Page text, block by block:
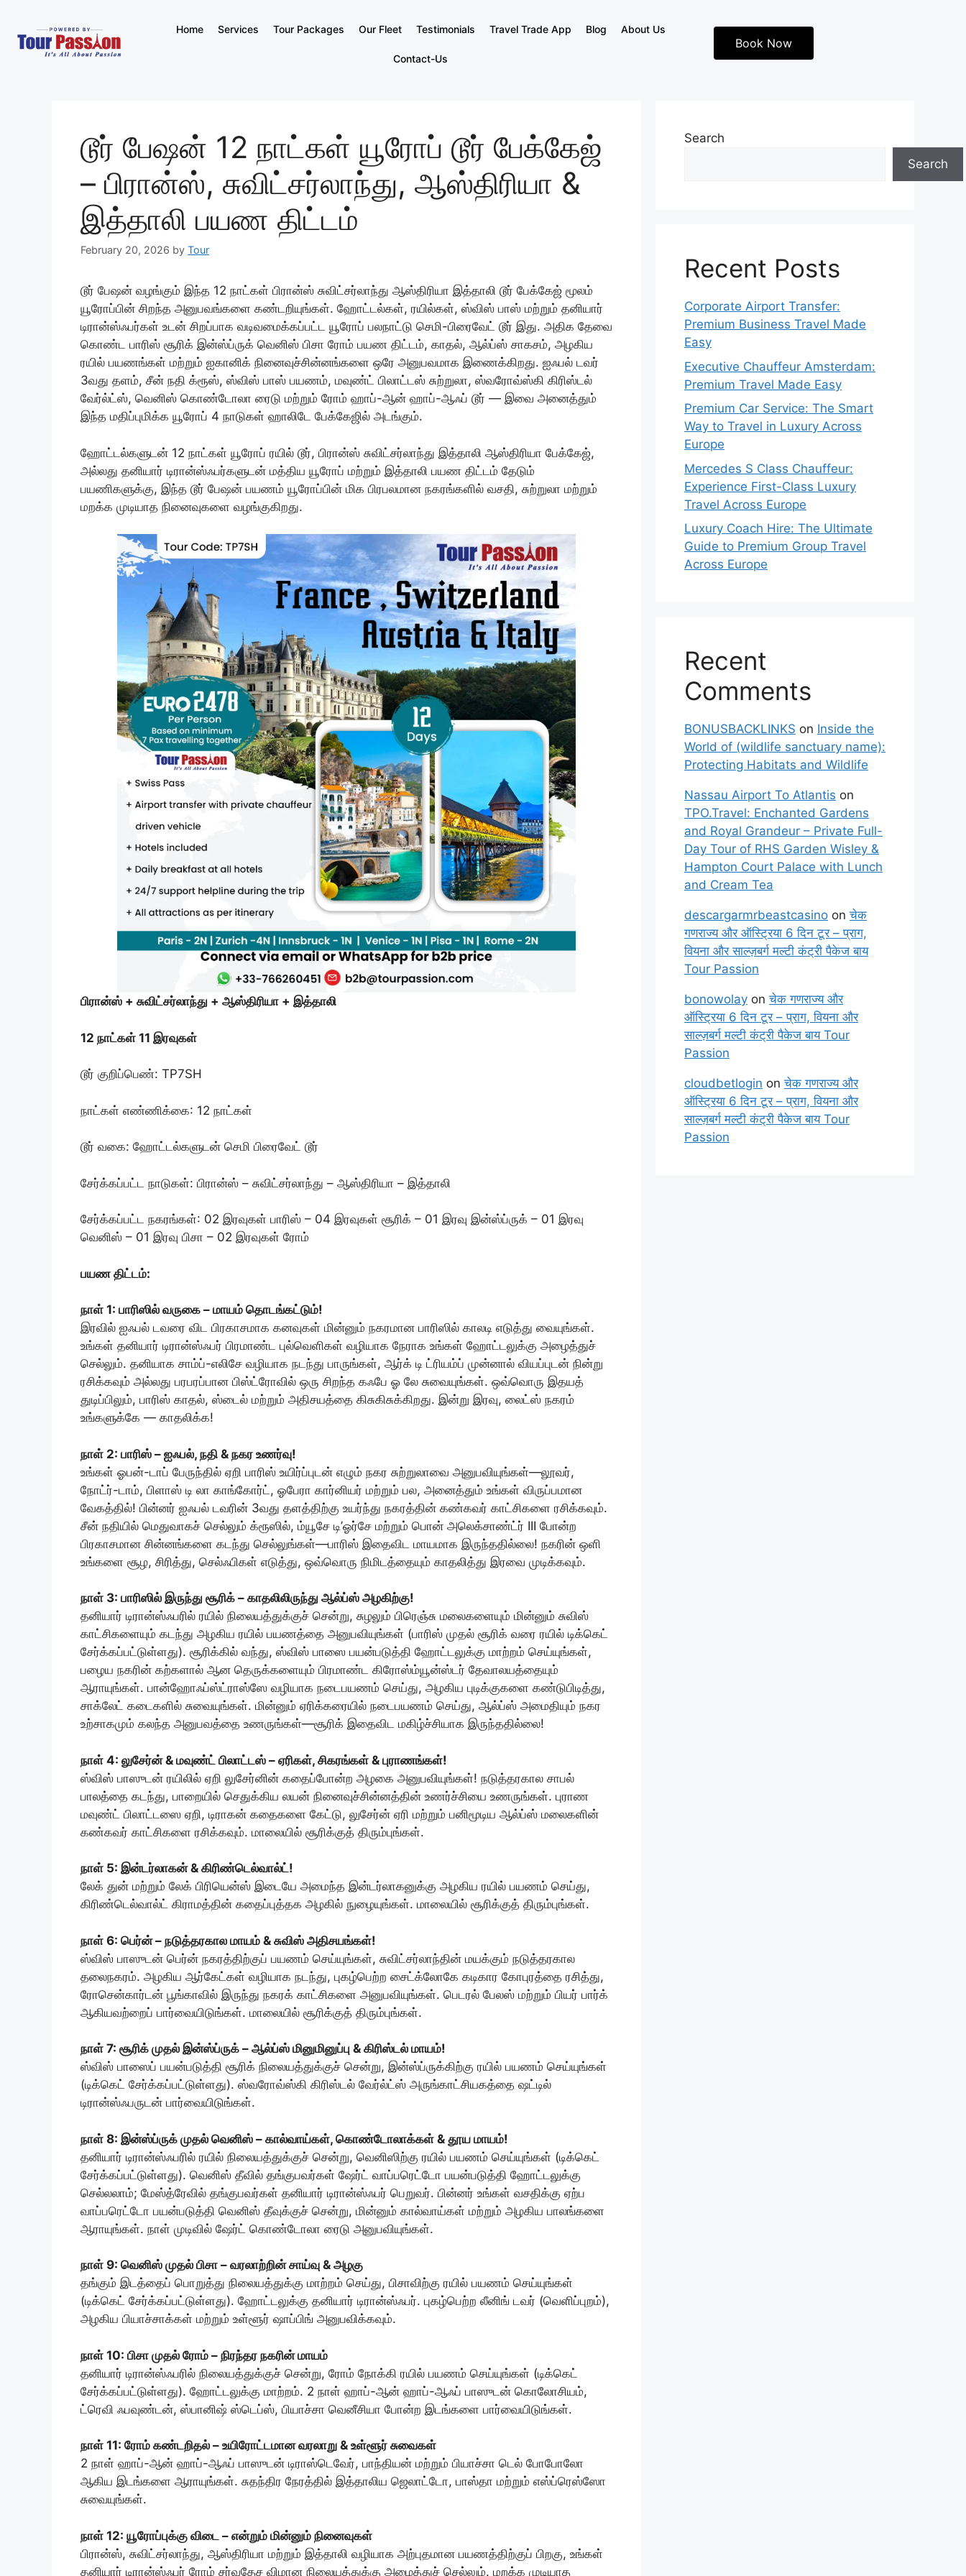
Home Services Tour Packages Our Fleet Testimonials Travel Trade App Blog About Us
Contact-Us
Book Now
டூர் பேஷன் 12 நாட்கள் யூரோப் டூர் பேக்கேஜ்
– பிரான்ஸ், சுவிட்சர்லாந்து, ஆஸ்திரியா &
இத்தாலி பயண திட்டம்
February 20, 2026 by Tour
டூர் பேஷன் வழங்கும் இந்த 12 நாட்கள் பிரான்ஸ் சுவிட்சர்லாந்து ஆஸ்திரியா இத்தாலி டூர் பேக்கேஜ் மூலம்
யூரோப்பின் சிறந்த அனுபவங்களை கண்டறியுங்கள். ஹோட்டல்கள், ரயில்கள், ஸ்விஸ் பாஸ் மற்றும் தனியார்
டிரான்ஸ்ஃபர்கள் உடன் சிறப்பாக வடிவமைக்கப்பட்ட யூரோப் பலநாட்டு செமி-பிரைவேட் டூர் இது. அதிக தேவை
கொண்ட பாரிஸ் சூரிக் இன்ஸ்ப்ருக் வெனிஸ் பிசா ரோம் பயண திட்டம், காதல், ஆல்ப்ஸ் சாகசம், அழகிய
ரயில் பயணங்கள் மற்றும் ஐகானிக் நினைவுச்சின்னங்களை ஒரே அனுபவமாக இணைக்கிறது. ஐஃபல் டவர்
3வது தளம், சீன் நதி க்ரூஸ், ஸ்விஸ் பாஸ் பயணம், மவுண்ட் பிலாட்டஸ் சுற்றுலா, ஸ்வரோவ்ஸ்கி கிரிஸ்டல்
வேர்ல்ட்ஸ், வெனிஸ் கொண்டோலா ரைடு மற்றும் ரோம் ஹாப்-ஆன் ஹாப்-ஆஃப் டூர் — இவை அனைத்தும்
இந்த மதிப்புமிக்க யூரோப் 4 நாடுகள் ஹாலிடே பேக்கேஜில் அடங்கும்.
ஹோட்டல்களுடன் 12 நாட்கள் யூரோப் ரயில் டூர், பிரான்ஸ் சுவிட்சர்லாந்து இத்தாலி ஆஸ்திரியா பேக்கேஜ்,
அல்லது தனியார் டிரான்ஸ்ஃபர்களுடன் மத்திய யூரோப் மற்றும் இத்தாலி பயண திட்டம் தேடும்
பயணிகளுக்கு, இந்த டூர் பேஷன் பயணம் யூரோப்பின் மிக பிரபலமான நகரங்களில் வசதி, சுற்றுலா மற்றும்
மறக்க முடியாத நினைவுகளை வழங்குகிறது.
பிரான்ஸ் + சுவிட்சர்லாந்து + ஆஸ்திரியா + இத்தாலி
12 நாட்கள் 11 இரவுகள்
டூர் குறிப்பெண்: TP7SH
நாட்கள் எண்ணிக்கை: 12 நாட்கள்
டூர் வகை: ஹோட்டல்களுடன் செமி பிரைவேட் டூர்
சேர்க்கப்பட்ட நாடுகள்: பிரான்ஸ் – சுவிட்சர்லாந்து – ஆஸ்திரியா – இத்தாலி
சேர்க்கப்பட்ட நகரங்கள்: 02 இரவுகள் பாரிஸ் – 04 இரவுகள் சூரிக் – 01 இரவு இன்ஸ்ப்ருக் – 01 இரவு
வெனிஸ் – 01 இரவு பிசா – 02 இரவுகள் ரோம்
பயண திட்டம்:
நாள் 1: பாரிஸில் வருகை – மாயம் தொடங்கட்டும்!
இரவில் ஐஃபல் டவரை விட பிரகாசமாக கனவுகள் மின்னும் நகரமான பாரிஸில் காலடி எடுத்து வையுங்கள்.
உங்கள் தனியார் டிரான்ஸ்ஃபர் பிரமாண்ட புல்வெளிகள் வழியாக நேராக உங்கள் ஹோட்டலுக்கு அழைத்துச்
செல்லும். தனியாக சாம்ப்-எலிசே வழியாக நடந்து பாருங்கள், ஆர்க் டி ட்ரியம்ப் முன்னால் வியப்புடன் நின்று
ரசிக்கவும் அல்லது பரபரப்பான பிஸ்ட்ரோவில் ஒரு சிறந்த கஃபே ஓ லே சுவையுங்கள். ஒவ்வொரு இதயத்
துடிப்பிலும், பாரிஸ் காதல், ஸ்டைல் மற்றும் அதிசயத்தை கிசுகிசுக்கிறது. இன்று இரவு, லைட்ஸ் நகரம்
உங்களுக்கே — காதலிக்க!
நாள் 2: பாரிஸ் – ஐஃபல், நதி & நகர உணர்வு!
உங்கள் ஓபன்-டாப் பேருந்தில் ஏறி பாரிஸ் உயிர்ப்புடன் எழும் நகர சுற்றுலாவை அனுபவியுங்கள்—லூவர்,
நோட்ர்-டாம், பிளாஸ் டி லா காங்கோர்ட், ஓபேரா கார்னியர் மற்றும் பல, அனைத்தும் உங்கள் விருப்பமான
வேகத்தில்! பின்னர் ஐஃபல் டவரின் 3வது தளத்திற்கு உயர்ந்து நகரத்தின் கண்கவர் காட்சிகளை ரசிக்கவும்.
சீன் நதியில் மெதுவாகச் செல்லும் க்ரூஸில், ம்யூசே டி’ஓர்சே மற்றும் பொன் அலெக்சாண்ட்ர் III போன்ற
பிரகாசமான சின்னங்களை கடந்து செல்லுங்கள்—பாரிஸ் இதைவிட மாயமாக இருந்ததில்லை! நகரின் ஒளி
உங்களை சூழ, சிரித்து, செல்ஃபிகள் எடுத்து, ஒவ்வொரு நிமிடத்தையும் காதலித்து இரவை முடிக்கவும்.
நாள் 3: பாரிஸில் இருந்து சூரிக் – காதலிலிருந்து ஆல்ப்ஸ் அழகிற்கு!
தனியார் டிரான்ஸ்ஃபரில் ரயில் நிலையத்துக்குச் சென்று, சுழலும் பிரெஞ்சு மலைகளையும் மின்னும் சுவிஸ்
காட்சிகளையும் கடந்து அழகிய ரயில் பயணத்தை அனுபவியுங்கள் (பாரிஸ் முதல் சூரிக் வரை ரயில் டிக்கெட்
சேர்க்கப்பட்டுள்ளது). சூரிக்கில் வந்து, ஸ்விஸ் பாஸை பயன்படுத்தி ஹோட்டலுக்கு மாற்றம் செய்யுங்கள்,
பழைய நகரின் கற்களால் ஆன தெருக்களையும் பிரமாண்ட கிரோஸ்ம்யூன்ஸ்டர் தேவாலயத்தையும்
ஆராயுங்கள். பான்ஹோஃப்ஸ்ட்ராஸ்ஸே வழியாக நடைபயணம் செய்து, அழகிய புடிக்குகளை கண்டுபிடித்து,
சாக்லேட் கடைகளில் சுவையுங்கள். மின்னும் ஏரிக்கரையில் நடைபயணம் செய்து, ஆல்ப்ஸ் அமைதியும் நகர
உற்சாகமும் கலந்த அனுபவத்தை உணருங்கள்—சூரிக் இதைவிட மகிழ்ச்சியாக இருந்ததில்லை!
நாள் 4: லுசேர்ன் & மவுண்ட் பிலாட்டஸ் – ஏரிகள், சிகரங்கள் & புராணங்கள்!
ஸ்விஸ் பாஸுடன் ரயிலில் ஏறி லுசேர்னின் கதைப்போன்ற அழகை அனுபவியுங்கள்! நடுத்தரகால சாபல்
பாலத்தை கடந்து, பாறையில் செதுக்கிய லயன் நினைவுச்சின்னத்தின் உணர்ச்சியை உணருங்கள். புராண
மவுண்ட் பிலாட்டஸை ஏறி, டிராகன் கதைகளை கேட்டு, லுசேர்ன் ஏரி மற்றும் பனிமூடிய ஆல்ப்ஸ் மலைகளின்
கண்கவர் காட்சிகளை ரசிக்கவும். மாலையில் சூரிக்குத் திரும்புங்கள்.
நாள் 5: இன்டர்லாகன் & கிரிண்டெல்வால்ட்!
லேக் துன் மற்றும் லேக் பிரியென்ஸ் இடையே அமைந்த இன்டர்லாகனுக்கு அழகிய ரயில் பயணம் செய்து,
கிரிண்டெல்வால்ட் கிராமத்தின் கதைப்புத்தக அழகில் நுழையுங்கள். மாலையில் சூரிக்குத் திரும்புங்கள்.
நாள் 6: பெர்ன் – நடுத்தரகால மாயம் & சுவிஸ் அதிசயங்கள்!
ஸ்விஸ் பாஸுடன் பெர்ன் நகரத்திற்குப் பயணம் செய்யுங்கள், சுவிட்சர்லாந்தின் மயக்கும் நடுத்தரகால
தலைநகரம். அழகிய ஆர்கேட்கள் வழியாக நடந்து, புகழ்பெற்ற சைட்க்லோகே கடிகார கோபுரத்தை ரசித்து,
ரோசென்கார்டன் பூங்காவில் இருந்து நகரக் காட்சிகளை அனுபவியுங்கள். பெடரல் பேலஸ் மற்றும் பியர் பார்க்
ஆகியவற்றைப் பார்வையிடுங்கள். மாலையில் சூரிக்குத் திரும்புங்கள்.
நாள் 7: சூரிக் முதல் இன்ஸ்ப்ருக் – ஆல்ப்ஸ் மினுமினுப்பு & கிரிஸ்டல் மாயம்!
ஸ்விஸ் பாஸைப் பயன்படுத்தி சூரிக் நிலையத்துக்குச் சென்று, இன்ஸ்ப்ருக்கிற்கு ரயில் பயணம் செய்யுங்கள்
(டிக்கெட் சேர்க்கப்பட்டுள்ளது). ஸ்வரோவ்ஸ்கி கிரிஸ்டல் வேர்ல்ட்ஸ் அருங்காட்சியகத்தை ஷட்டில்
டிரான்ஸ்ஃபருடன் பார்வையிடுங்கள்.
நாள் 8: இன்ஸ்ப்ருக் முதல் வெனிஸ் – கால்வாய்கள், கொண்டோலாக்கள் & தூய மாயம்!
தனியார் டிரான்ஸ்ஃபரில் ரயில் நிலையத்துக்குச் சென்று, வெனிஸிற்கு ரயில் பயணம் செய்யுங்கள் (டிக்கெட்
சேர்க்கப்பட்டுள்ளது). வெனிஸ் தீவில் தங்குபவர்கள் ஷேர்ட் வாப்பரெட்டோ பயன்படுத்தி ஹோட்டலுக்கு
செல்லலாம்; மேஸ்த்ரேவில் தங்குபவர்கள் தனியார் டிரான்ஸ்ஃபர் பெறுவர். பின்னர் உங்கள் வசதிக்கு ஏற்ப
வாப்பரெட்டோ பயன்படுத்தி வெனிஸ் தீவுக்குச் சென்று, மின்னும் கால்வாய்கள் மற்றும் அழகிய பாலங்களை
ஆராயுங்கள். நாள் முடிவில் ஷேர்ட் கொண்டோலா ரைடு அனுபவியுங்கள்.
நாள் 9: வெனிஸ் முதல் பிசா – வரலாற்றின் சாய்வு & அழகு
தங்கும் இடத்தைப் பொறுத்து நிலையத்துக்கு மாற்றம் செய்து, பிசாவிற்கு ரயில் பயணம் செய்யுங்கள்
(டிக்கெட் சேர்க்கப்பட்டுள்ளது). ஹோட்டலுக்கு தனியார் டிரான்ஸ்ஃபர். புகழ்பெற்ற லீனிங் டவர் (வெளிப்புறம்),
அழகிய பியாச்சாக்கள் மற்றும் உள்ளூர் ஷாப்பிங் அனுபவிக்கவும்.
நாள் 10: பிசா முதல் ரோம் – நிரந்தர நகரின் மாயம்
தனியார் டிரான்ஸ்ஃபரில் நிலையத்துக்குச் சென்று, ரோம் நோக்கி ரயில் பயணம் செய்யுங்கள் (டிக்கெட்
சேர்க்கப்பட்டுள்ளது). ஹோட்டலுக்கு மாற்றம். 2 நாள் ஹாப்-ஆன் ஹாப்-ஆஃப் பாஸுடன் கொலோசியம்,
ட்ரெவி ஃபவுண்டன், ஸ்பானிஷ் ஸ்டெப்ஸ், பியாச்சா வெனீசியா போன்ற இடங்களை பார்வையிடுங்கள்.
நாள் 11: ரோம் கண்டறிதல் – உயிரோட்டமான வரலாறு & உள்ளூர் சுவைகள்
2 நாள் ஹாப்-ஆன் ஹாப்-ஆஃப் பாஸுடன் டிராஸ்டெவேர், பாந்தியன் மற்றும் பியாச்சா டெல் போபோலோ
ஆகிய இடங்களை ஆராயுங்கள். சுதந்திர நேரத்தில் இத்தாலிய ஜெலாட்டோ, பாஸ்தா மற்றும் எஸ்ப்ரெஸ்ஸோ
சுவையுங்கள்.
நாள் 12: யூரோப்புக்கு விடை – என்றும் மின்னும் நினைவுகள்
பிரான்ஸ், சுவிட்சர்லாந்து, ஆஸ்திரியா மற்றும் இத்தாலி வழியாக அற்புதமான பயணத்திற்குப் பிறகு, உங்கள்
தனியார் டிரான்ஸ்ஃபர் ரோம் சர்வதேச விமான நிலையத்துக்கு அழைத்துச் செல்லும். மறக்க முடியாத
Search
Search
Recent Posts
Corporate Airport Transfer:
Premium Business Travel Made
Easy
Executive Chauffeur Amsterdam:
Premium Travel Made Easy
Premium Car Service: The Smart
Way to Travel in Luxury Across
Europe
Mercedes S Class Chauffeur:
Experience First-Class Luxury
Travel Across Europe
Luxury Coach Hire: The Ultimate
Guide to Premium Group Travel
Across Europe
Recent
Comments
BONUSBACKLINKS on Inside the
World of (wildlife sanctuary name):
Protecting Habitats and Wildlife
Nassau Airport To Atlantis on
TPO.Travel: Enchanted Gardens
and Royal Grandeur – Private Full-
Day Tour of RHS Garden Wisley &
Hampton Court Palace with Lunch
and Cream Tea
descargarmrbeastcasino onचेक
गणराज्य और ऑस्ट्रिया 6 दिन टूर – प्राग,
वियना और साल्ज़बर्ग मल्टी कंट्री पैकेज बाय
Tour Passion
bonowolay onचेक गणराज्य और
ऑस्ट्रिया 6 दिन टूर – प्राग, वियना और
साल्ज़बर्ग मल्टी कंट्री पैकेज बाय Tour
Passion
cloudbetlogin onचेक गणराज्य और
ऑस्ट्रिया 6 दिन टूर – प्राग, वियना और
साल्ज़बर्ग मल्टी कंट्री पैकेज बाय Tour
Passion